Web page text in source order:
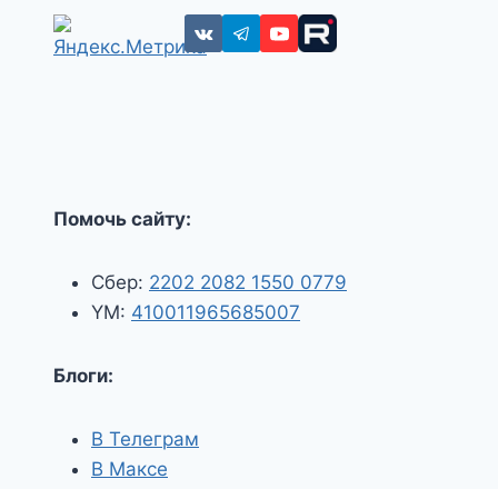
Помочь сайту:
Сбер: 2202 2082 1550 0779
YM: 410011965685007
Блоги:
В Телеграм
В Максе